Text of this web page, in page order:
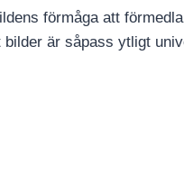
förmåga att
bilder är såpass ytligt